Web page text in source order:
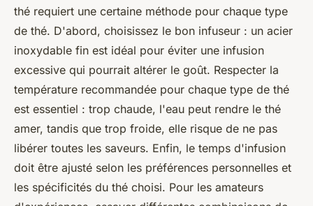
thé requiert une certaine méthode pour chaque type
de thé. D'abord, choisissez le bon infuseur : un acier
inoxydable fin est idéal pour éviter une infusion
excessive qui pourrait altérer le goût. Respecter la
température recommandée pour chaque type de thé
est essentiel : trop chaude, l'eau peut rendre le thé
amer, tandis que trop froide, elle risque de ne pas
libérer toutes les saveurs. Enfin, le temps d'infusion
doit être ajusté selon les préférences personnelles et
les spécificités du thé choisi. Pour les amateurs